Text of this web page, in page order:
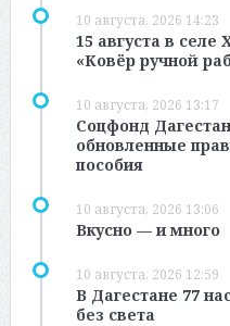
10 августа, 2026 14:23
15 августа в селе
«Ковёр ручной
10 августа, 2026 13:17
Соцфонд
обновленные
пособия
10 августа, 2026 13:06
Вкусно — и много
10 августа, 2026 12:59
В Дагестане 77
без света